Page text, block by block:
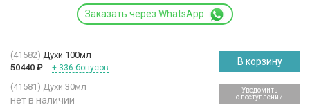
Заказать через WhatsApp
(41582) Духи 100мл
50440 ₽ + 336 бонусов
В корзину
(41581) Духи 30мл
нет в наличии
Уведомить
о поступлении